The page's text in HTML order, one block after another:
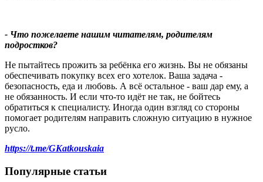
- Что пожелаете нашим читателям, родителям
подростков?
Не пытайтесь прожить за ребёнка его жизнь. Вы не обязаны
обеспечивать покупку всех его хотелок. Ваша задача -
безопасность, еда и любовь. А всё остальное - ваш дар ему, а
не обязанность. И если что-то идёт не так, не бойтесь
обратиться к специалисту. Иногда один взгляд со стороны
помогает родителям направить сложную ситуацию в нужное
русло.
https://t.me/GKatkouskaia
Популярные статьи